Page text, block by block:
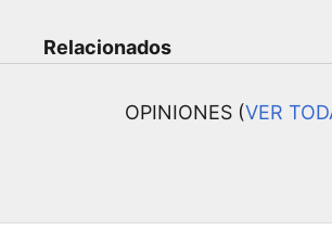
Relacionados
OPINIONES (VER